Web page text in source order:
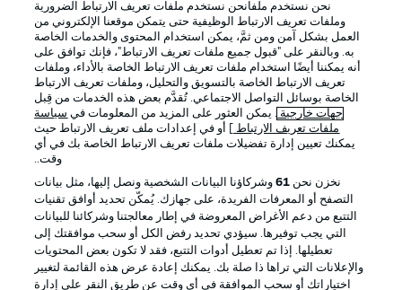
الإعلانات الإخطارات القانونية
شروط الاستخدام القنوات الناقلة
الوظائف جهة النشر
تواصل معنا اللاعبون
نحن نستخدم ملفانحن نستخدم ملفات تعريف الارتباط الضرورية
وملفات تعريف الارتباط الوظيفية حتى يتمكن موقعنا الإلكتروني من
العمل بشكل آمن ومن ثمَّ، يمكن استخدام المحتوى والخدمات الخاصة
به. وبالنقر على "قبول جميع ملفات تعريف الارتباط"، فإنك توافق على
أنه يمكننا أيضًا استخدام ملفات تعريف الارتباط الخاصة بالأداء، وملفات
تعريف الارتباط الخاصة بالتسويق والتحليل، وملفات تعريف الارتباط
الخاصة بوسائل التواصل الاجتماعي. تُقدَّم بعض هذه الخدمات من قِبل
جهات خارجية . يمكن العثور على المزيد من المعلومات في سياسة
ملفات تعريف الارتباط
] أو في إعدادات ملف تعريف الارتباط حيث
يمكنك تعيين إدارة تفضيلات ملفات تعريف الارتباط الخاصة بك في أي
وقت..
نخزن نحن 61وشركاؤنا البيانات الشخصية ونصل إليها، مثل بيانات
التصفح أو المعرفات الفريدة، على جهازك. يُمكّن تحديد أوافق تقنيات
التتبع من دعم الأغراض المعروضة في إطار معالجتنا وشركائنا للبيانات
التي يجب توفيرها. سيؤدي تحديد رفض الكل أو سحب موافقتك إلى
تعطيلها. إذا تم تعطيل أدوات التتبع، فقد لا تكون بعض المحتويات
والإعلانات التي تراها ذا صلة بك. يمكنك إعادة عرض هذه القائمة لتغيير
اختياراتك أو سحب الموافقة في أي وقت عن طريق النقر على إدارة